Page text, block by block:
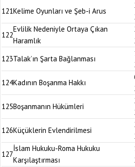
121Kelime Oyunları ve Şeb-i Arus
122
Evlilik Nedeniyle Ortaya Çıkan
Haramlık
123Talak’ın Şarta Bağlanması
124Kadının Boşanma Hakkı
125Boşanmanın Hükümleri
126Küçüklerin Evlendirilmesi
127
İslam Hukuku-Roma Hukuku
Karşılaştırması